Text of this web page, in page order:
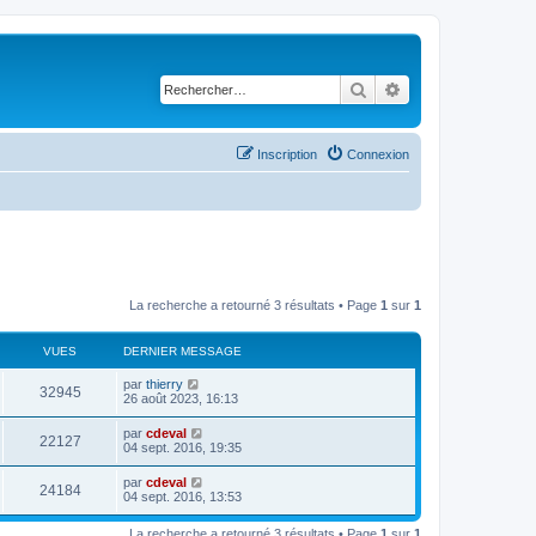
Rechercher
Connexion
Inscription
La recherche a retourné 3 résultats • Page 1 sur 1
VUES DERNIER MESSAGE
32945 par thierry
26 août 2023, 16:13
22127 par cdeval
04 sept. 2016, 19:35
24184 par cdeval
04 sept. 2016, 13:53